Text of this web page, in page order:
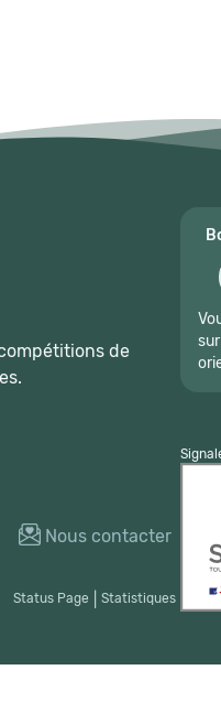
de
Nous contacter
Status Page Statistiques
sur